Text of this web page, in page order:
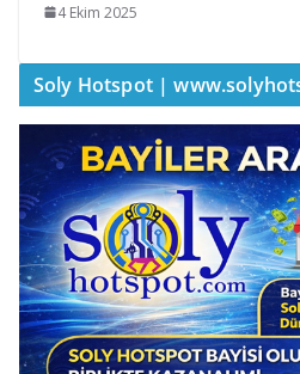
4 Ekim 2025
Soly Hotspot |